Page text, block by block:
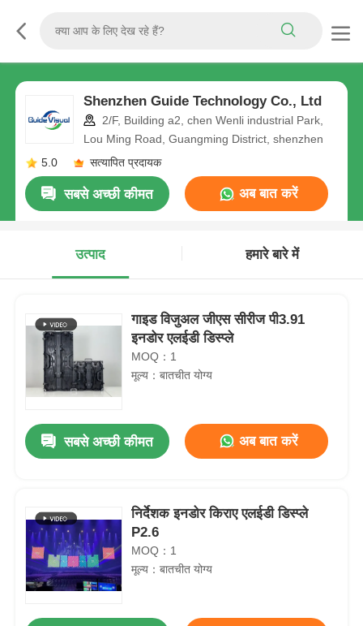
Shenzhen Guide Technology Co., Ltd
2/F, Building a2, chen Wenli industrial Park,
Lou Ming Road, Guangming District, shenzhen
5.0
सत्यापित प्रदायक
सबसे अच्छी कीमत अब बात करें
उत्पाद हमारे बारे में
गाइड विजुअल जीएस सीरीज पी3.91
इनडोर एलईडी डिस्प्ले
MOQ：1
मूल्य：बातचीत योग्य
सबसे अच्छी कीमत अब बात करें
निर्देशक इनडोर किराए एलईडी डिस्प्ले
P2.6
MOQ：1
मूल्य：बातचीत योग्य